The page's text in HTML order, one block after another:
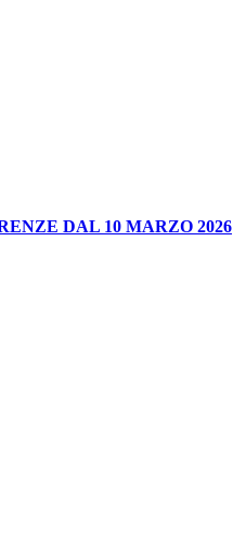
DAL 10 MARZO 2026